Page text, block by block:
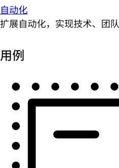
自动化
扩展自动化，实现技术、团
用例